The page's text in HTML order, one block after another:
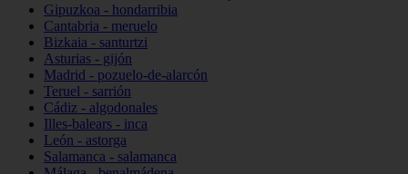
Gipuzkoa - hondarribia
Cantabria - meruelo
Bizkaia - santurtzi
Asturias - gijón
Madrid - pozuelo-de-alarcón
Teruel - sarrión
Cádiz - algodonales
Illes-balears - inca
León - astorga
Salamanca - salamanca